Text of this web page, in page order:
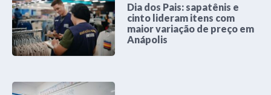
Dia dos Pais: sapatênis e
cinto lideram itens com
maior variação de preço em
Anápolis